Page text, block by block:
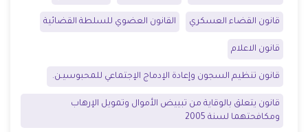
قانون القضاء العسكري القانون العضوي للسلطة القضائية
قانون الاعلام
قانون تنظيم السجون وإعادة الإدماج الإجتماعي للمحبوسيـن.
قانون يتعلق بالوقاية من تبييض الأموال وتمويل الإرهاب
ومكافحتهما لسنة 2005